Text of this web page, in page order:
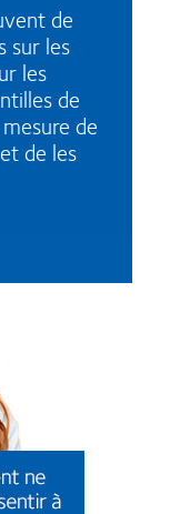
de
sur les
les
de
de
de les